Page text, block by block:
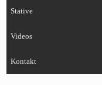
Stative
Videos
Kontakt